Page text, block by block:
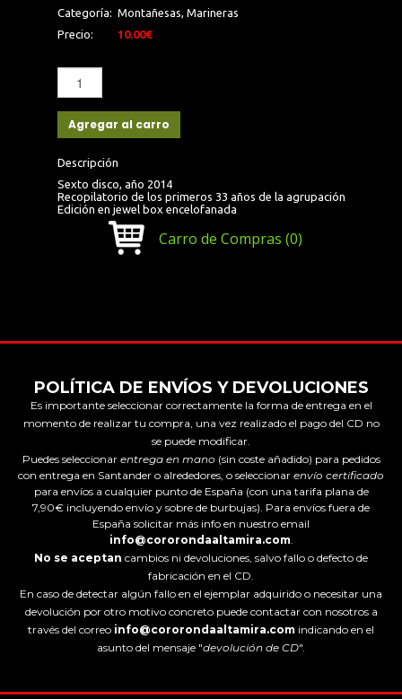
Categoría: Montañesas, Marineras
Precio:
10.00€
Agregar al carro
Descripción
Sexto disco, año 2014
Recopilatorio de los primeros 33 años de la agrupación
Edición en jewel box encelofanada
Carro de Compras (0)
POLÍTICA DE ENVÍOS Y DEVOLUCIONES
Es importante seleccionar correctamente la forma de entrega en el
momento de realizar tu compra, una vez realizado el pago del CD no
se puede modificar.
Puedes seleccionar entrega en mano (sin coste añadido) para pedidos
con entrega en Santander o alrededores, o seleccionar envío certificado
para envíos a cualquier punto de España (con una tarifa plana de
7,90€ incluyendo envío y sobre de burbujas). Para envíos fuera de
España solicitar más info en nuestro email
info@cororondaaltamira.com.
No se aceptan cambios ni devoluciones, salvo fallo o defecto de
fabricación en el CD.
En caso de detectar algún fallo en el ejemplar adquirido o necesitar una
devolución por otro motivo concreto puede contactar con nosotros a
través del correo info@cororondaaltamira.com indicando en el
asunto del mensaje "devolución de CD".